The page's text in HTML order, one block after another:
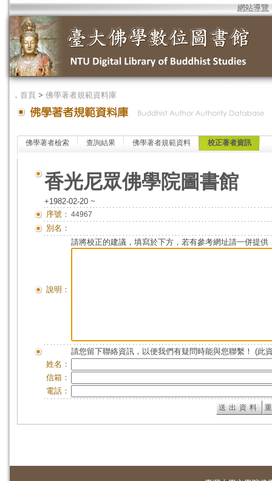
網站導覽
． 首頁 > 佛學著者規範資料庫
佛學著者檢索 查詢結果 佛學著者規範資料 校正著者資訊
香光尼眾佛學院圖書館
+1982-02-20 ~
序號： 44967
別名：
說明：
請將校正的建議，填寫於下方，若有參考網址請一併提供
請您留下聯絡資訊，以便我們有疑問時能與您聯繫！ (此
姓名：
信箱：
電話：